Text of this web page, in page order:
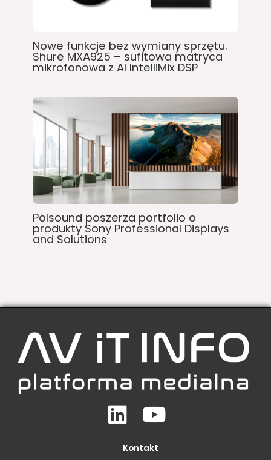
Nowe funkcje bez wymiany sprzętu.
Shure MXA925 – sufitowa matryca
mikrofonowa z AI IntelliMix DSP
Polsound poszerza portfolio o
produkty Sony Professional Displays
and Solutions
LinkedinYoutube
Kontakt